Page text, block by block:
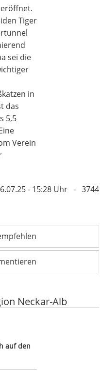
Tiger
sei die
in
das
5,5
Verein
- 15:28 Uhr - 3744
Neckar-Alb
auf den Wochenmarkt
auf den